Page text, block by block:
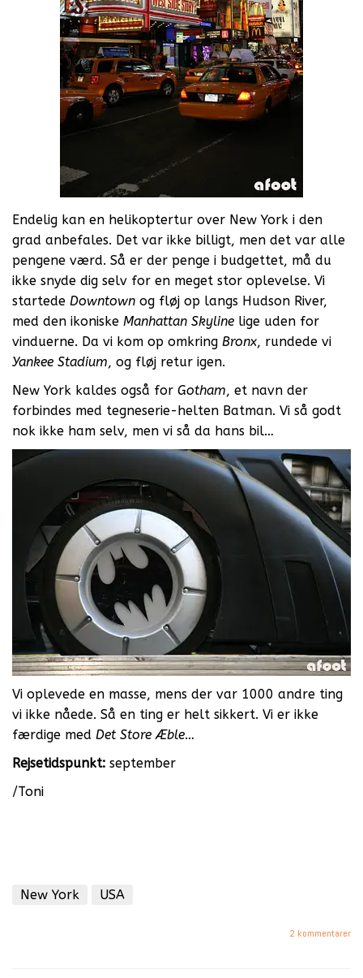
Endelig kan en helikoptertur over New York i den
grad anbefales. Det var ikke billigt, men det var alle
pengene værd. Så er der penge i budgettet, må du
ikke snyde dig selv for en meget stor oplevelse. Vi
startede Downtown og fløj op langs Hudson River,
med den ikoniske Manhattan Skyline lige uden for
vinduerne. Da vi kom op omkring Bronx, rundede vi
Yankee Stadium, og fløj retur igen.
New York kaldes også for Gotham, et navn der
forbindes med tegneserie-helten Batman. Vi så godt
nok ikke ham selv, men vi så da hans bil…
Vi oplevede en masse, mens der var 1000 andre ting
vi ikke nåede. Så en ting er helt sikkert. Vi er ikke
færdige med Det Store Æble…
Rejsetidspunkt: september
/Toni
New York USA
2 kommentarer